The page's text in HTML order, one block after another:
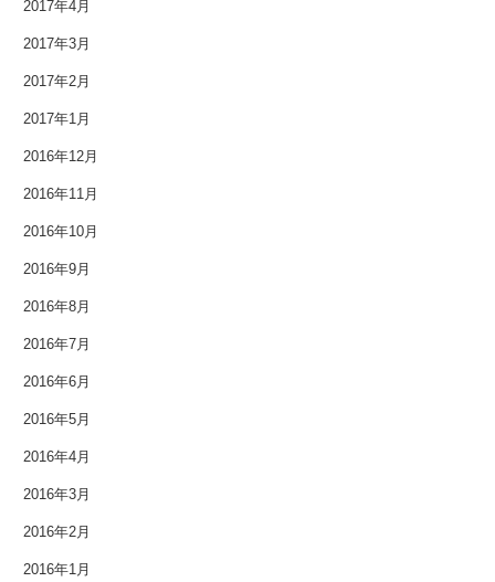
2017年4月
2017年3月
2017年2月
2017年1月
2016年12月
2016年11月
2016年10月
2016年9月
2016年8月
2016年7月
2016年6月
2016年5月
2016年4月
2016年3月
2016年2月
2016年1月